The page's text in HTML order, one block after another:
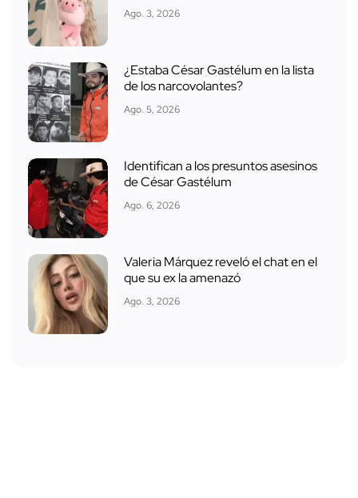
Ago. 3, 2026
¿Estaba César Gastélum en la lista
de los narcovolantes?
Ago. 5, 2026
Identifican a los presuntos asesinos
de César Gastélum
Ago. 6, 2026
Valeria Márquez reveló el chat en el
que su ex la amenazó
Ago. 3, 2026